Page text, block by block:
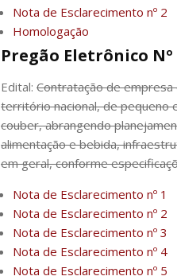
Nota de Esclarecimento nº 2
Homologação
Pregão Eletrônico Nº
Edital: Contratação de
território nacional, de pequeno
couber, abrangendo
alimentação e bebida,
em geral, conforme
Nota de Esclarecimento nº 1
Nota de Esclarecimento nº 2
Nota de Esclarecimento nº 3
Nota de Esclarecimento nº 4
Nota de Esclarecimento nº 5